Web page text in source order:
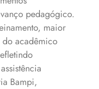
pedagógico.
maior
acadêmico
Bampi,